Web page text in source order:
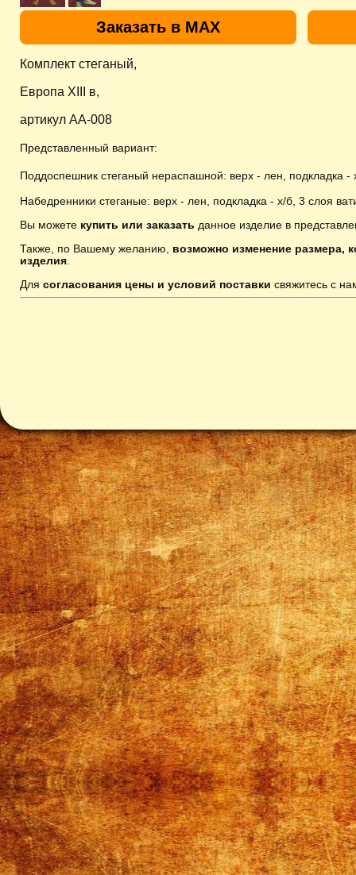
Заказать в MAX
Комплект стеганый,
Европа XIII в,
артикул AA-008
Представленный вариант:
Поддоспешник стеганый нераспашной: верх - лен, подкладка -
Набедренники стеганые: верх - лен, подкладка - х/б, 3 слоя
Вы можете купить или заказать данное изделие в
Также, по Вашему желанию, возможно изменение размера,
изделия
Для согласования цены и условий поставки свяжитесь с